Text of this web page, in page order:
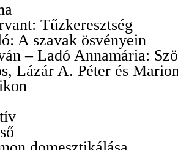
Tűzkeresztség
A szavak ösvényein
– Ladó Annamária:
Lázár A. Péter és